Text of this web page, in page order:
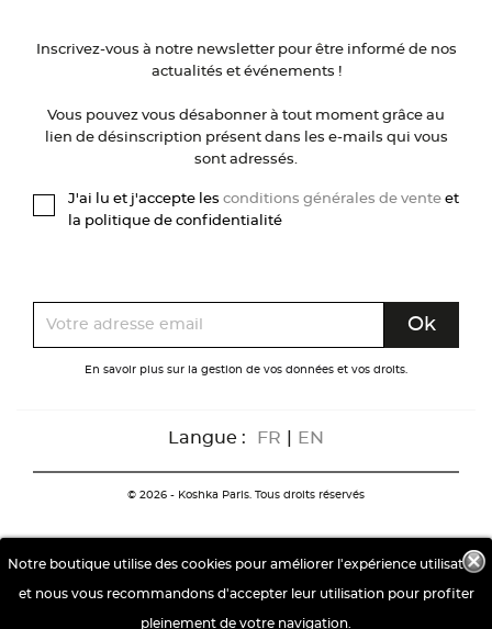
Notre boutique utilise des cookies pour améliorer l'expérience utilisateur
et nous vous recommandons d'accepter leur utilisation pour profiter
pleinement de votre navigation.
Inscrivez-vous à notre newsletter pour être informé de nos
actualités et événements !
Vous pouvez vous désabonner à tout moment grâce au
lien de désinscription présent dans les e-mails qui vous
sont adressés.
J'ai lu et j'accepte les conditions générales de vente et
la politique de confidentialité
En savoir plus sur la gestion de vos données et vos droits.
Langue : FR EN
© 2026 - Koshka Paris. Tous droits réservés